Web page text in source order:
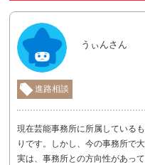
うぃんさん
進路相談
現在芸能事務所に所属している
りです。しかし、今の事務所で
実は、事務所との方向性があっ